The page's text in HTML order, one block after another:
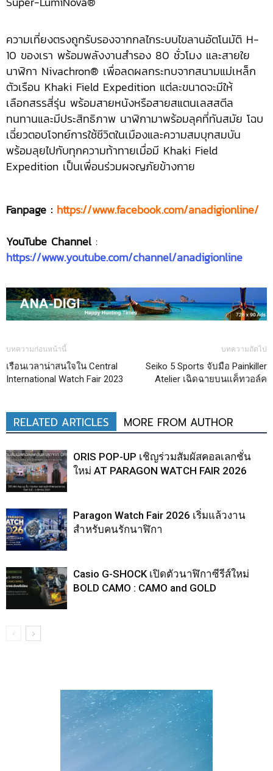
ความเที่ยงตรงถูกรับรองจากกลไกระบบไขลานอัตโนมัติ H-
10 ของเรา พร้อมพลังงานสำรอง 80 ชั่วโมง และสายใย
นาฬิกา Nivachron® เพื่อลดผลกระทบจากสนามแม่เหล็ก
ตัวเรือน Khaki Field Expedition แต่ละขนาดจะมีให้
เลือกสรรสี่รุ่น พร้อมสายหนังหรือสายสแตนเลสสตีล
ทนทานและมีประสิทธิภาพ นาฬิกามาพร้อมลุคที่ทันสมัย โฉบ
เฉี่ยวตอบโจทย์การใช้ชีวิตในเมืองและความสมบุกสมบัน
พร้อมลุยไปกับทุกความท้าทายเมื่อมี Khaki Field
Expedition เป็นเพื่อนร่วมผจญภัยข้างกาย
Fanpage : https://www.facebook.com/anadigionline/
YouTube Channel :
https://www.youtube.com/channel/anadigionline
บทความก่อนหน้านี้
เรือนเวลาน่าสนใจใน Central
International Watch Fair 2023
บทความถัดไป
Seiko 5 Sports จับมือ Painkiller
Atelier เฉิดฉายบนแค็ทวอล์ค
RELATED ARTICLES MORE FROM AUTHOR
ORIS POP-UP เชิญร่วมสัมผัสคอลเลกชั่น
ใหม่ AT PARAGON WATCH FAIR 2026
Paragon Watch Fair 2026 เริ่มแล้วงาน
สำหรับคนรักนาฬิกา
Casio G-SHOCK เปิดตัวนาฬิกาซีรีส์ใหม่
BOLD CAMO : CAMO and GOLD